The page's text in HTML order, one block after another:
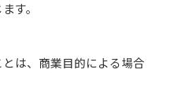
す。
は、商業目的による場合